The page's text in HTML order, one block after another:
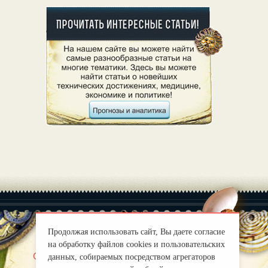
О нас |
Правила
Продолжая использовать сайт, Вы даете согласие
на обработку файлов cookies и пользовательских
данных, собираемых посредством агрегаторов